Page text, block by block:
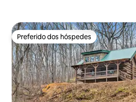
Preferido dos hóspedes
Preferido dos hóspedes